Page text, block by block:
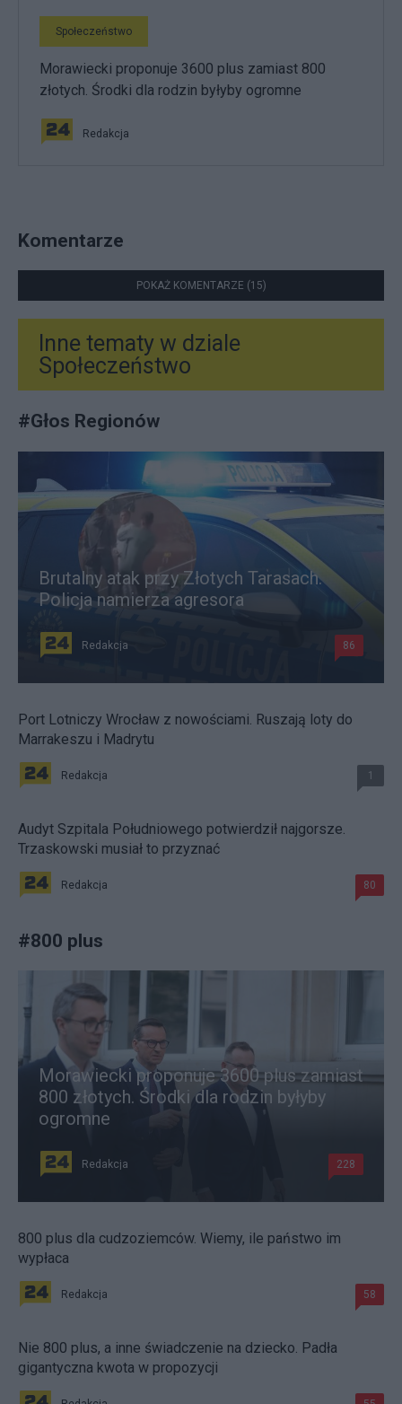
Społeczeństwo
Morawiecki proponuje 3600 plus zamiast 800
złotych. Środki dla rodzin byłyby ogromne
Redakcja
Komentarze
POKAŻ KOMENTARZE (15)
Inne tematy w dziale
Społeczeństwo
#Głos Regionów
Brutalny atak przy Złotych Tarasach.
Policja namierza agresora
Redakcja 86
Port Lotniczy Wrocław z nowościami. Ruszają loty do
Marrakeszu i Madrytu
Redakcja 1
Audyt Szpitala Południowego potwierdził najgorsze.
Trzaskowski musiał to przyznać
Redakcja 80
#800 plus
Morawiecki proponuje 3600 plus zamiast
800 złotych. Środki dla rodzin byłyby
ogromne
Redakcja 228
800 plus dla cudzoziemców. Wiemy, ile państwo im
wypłaca
Redakcja 58
Nie 800 plus, a inne świadczenie na dziecko. Padła
gigantyczna kwota w propozycji